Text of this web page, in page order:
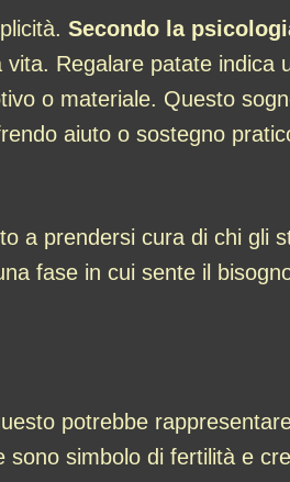
Secondo la
Regalare patate indica
o materiale. Questo
aiuto o sostegno
a prendersi cura di chi gli
fase in cui sente il
potrebbe
simbolo di fertilità e